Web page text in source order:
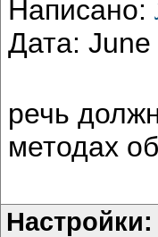
Написано:
Дата:
речь
методах
Настройки: